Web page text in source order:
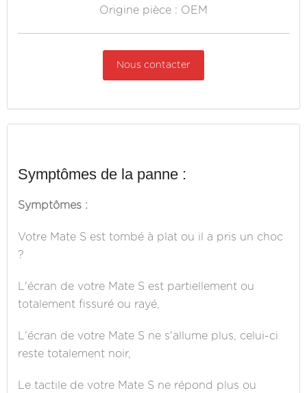
Origine pièce : OEM
Nous contacter
Symptômes de la panne :
Symptômes :
Votre Mate S est tombé à plat ou il a pris un choc
?
L'écran de votre Mate S est partiellement ou
totalement fissuré ou rayé,
L'écran de votre Mate S ne s'allume plus, celui-ci
reste totalement noir,
Le tactile de votre Mate S ne répond plus ou